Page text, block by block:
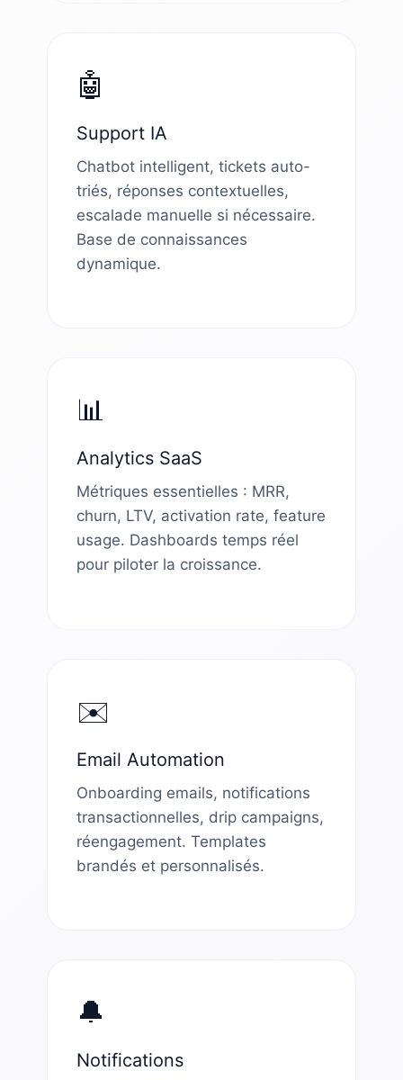
🤖
Support IA
Chatbot intelligent, tickets auto-
triés, réponses contextuelles,
escalade manuelle si nécessaire.
Base de connaissances
dynamique.
📊
Analytics SaaS
Métriques essentielles : MRR,
churn, LTV, activation rate, feature
usage. Dashboards temps réel
pour piloter la croissance.
✉️
Email Automation
Onboarding emails, notifications
transactionnelles, drip campaigns,
réengagement. Templates
brandés et personnalisés.
🔔
Notifications